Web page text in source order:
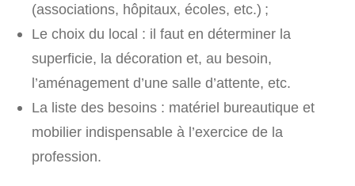
(associations, hôpitaux, écoles, etc.) ;
Le choix du local : il faut en déterminer la
superficie, la décoration et, au besoin,
l’aménagement d’une salle d’attente, etc.
La liste des besoins : matériel bureautique et
mobilier indispensable à l’exercice de la
profession.